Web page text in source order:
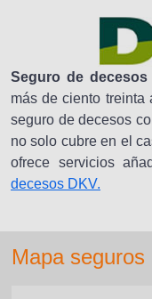
Seguro de decesos
más de ciento treinta
seguro de decesos
no solo cubre en el
ofrece servicios
decesos DKV.
Mapa